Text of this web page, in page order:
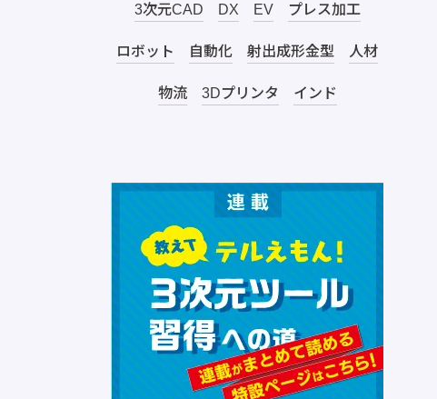
3次元CAD DX EV プレス加工
ロボット 自動化 射出成形金型 人材
物流 3Dプリンタ インド